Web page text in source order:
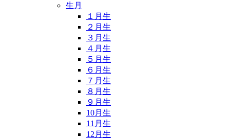
生月
１月生
２月生
３月生
４月生
５月生
６月生
７月生
８月生
９月生
10月生
11月生
12月生